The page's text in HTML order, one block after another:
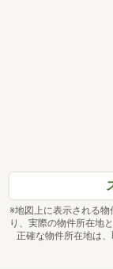
※地図上に表示される
り、実際の物件所在地
正確な物件所在地は、